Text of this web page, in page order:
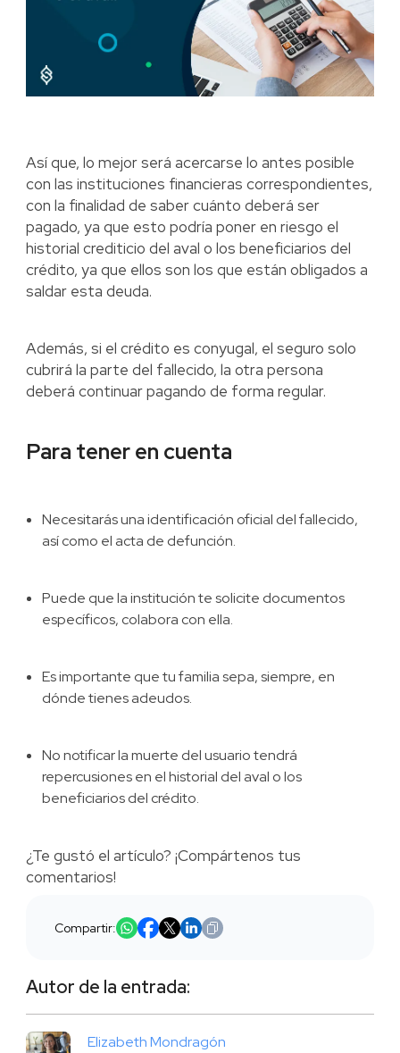
Así que, lo mejor será acercarse lo antes posible
con las instituciones financieras correspondientes,
con la finalidad de saber cuánto deberá ser
pagado, ya que esto podría poner en riesgo el
historial crediticio del aval o los beneficiarios del
crédito, ya que ellos son los que están obligados a
saldar esta deuda.
Además, si el crédito es conyugal, el seguro solo
cubrirá la parte del fallecido, la otra persona
deberá continuar pagando de forma regular.
Para tener en cuenta
Necesitarás una identificación oficial del fallecido,
así como el acta de defunción.
Puede que la institución te solicite documentos
específicos, colabora con ella.
Es importante que tu familia sepa, siempre, en
dónde tienes adeudos.
No notificar la muerte del usuario tendrá
repercusiones en el historial del aval o los
beneficiarios del crédito.
¿Te gustó el artículo? ¡Compártenos tus
comentarios!
Compartir:
Autor de la entrada:
Elizabeth Mondragón